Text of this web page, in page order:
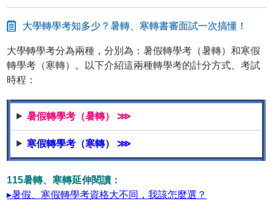
大學轉學考知多少？暑轉、寒轉書審面試一次搞懂！
大學轉學考分為兩種，分別為：暑假轉學考（暑轉）和寒假
轉學考（寒轉）。以下介紹這兩種轉學考的計分方式、考試
時程：
暑假轉學考（暑轉） ⋙
寒假轉學考（寒轉） ⋙
115暑轉、寒轉延伸閱讀：
▸暑假、寒假轉學考資格大不同，我該怎麼選？